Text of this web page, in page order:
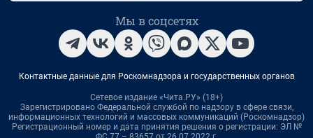
Мы в соцсетях
Контактные данные для Роскомнадзора и государственных органов
Сетевое издание «Чита.РУ» (18+)
Зарегистрировано Федеральной службой по надзору в сфере связи,
информационных технологий и массовых коммуникаций (Роскомнадзор)
Регистрационный номер и дата принятия решения о регистрации: ЭЛ №